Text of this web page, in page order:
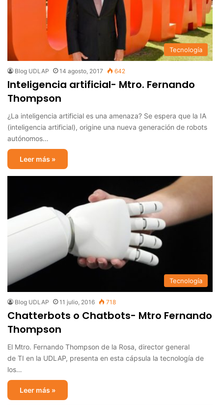
Tecnología
Blog UDLAP 14 agosto, 2017 642
Inteligencia artificial- Mtro. Fernando
Thompson
¿La inteligencia artificial es una amenaza? Se espera que la IA
(inteligencia artificial), origine una nueva generación de robots
autónomos…
Leer más »
Tecnología
Blog UDLAP 11 julio, 2016 718
Chatterbots o Chatbots- Mtro Fernando
Thompson
El Mtro. Fernando Thompson de la Rosa, director general
de ‪‎TI‬ en la‪ UDLAP‬, presenta en esta cápsula la tecnología de
los…
Leer más »